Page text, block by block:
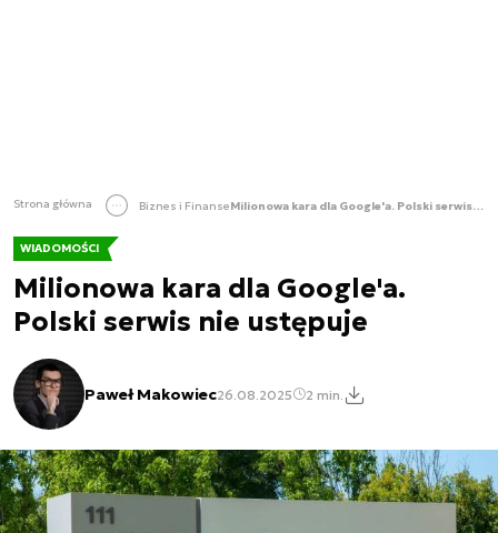
Strona główna Biznes i Finanse Milionowa kara dla Google'a. Polski serwis nie ustępuje
WIADOMOŚCI
Milionowa kara dla Google'a.
Polski serwis nie ustępuje
Paweł Makowiec26.08.2025 2 min.